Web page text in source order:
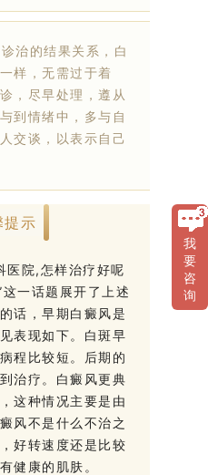
的结果关系，白
样，无需过于着
，尽早处理，遵从
到情绪中，多与自
交谈，以表示自己
提示
院,怎样治疗好呢
一话题展开了上述
话，早期白癜风是
表现如下。白斑早
程比较短。后期的
治疗。白癜风更典
这种情况主要是由
风不是什么不治之
好转速度还是比较
健康的肌肤。
我
要
咨
询